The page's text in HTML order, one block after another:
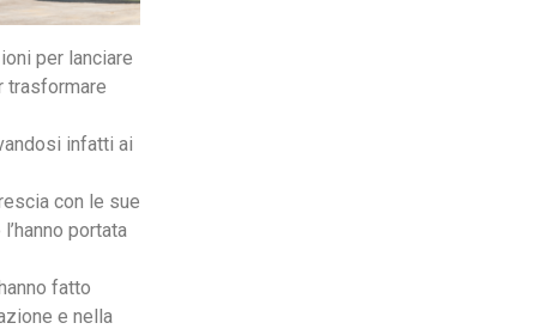
per lanciare
trasformare
infatti ai
con le sue
portata
fatto
e nella